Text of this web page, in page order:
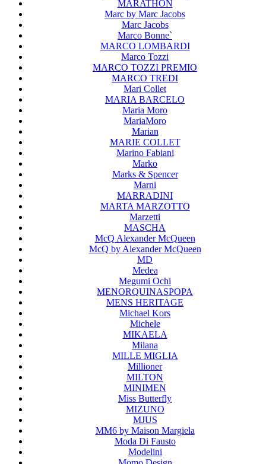
MARATHON
Marc by Marc Jacobs
Marc Jacobs
Marco Bonne`
MARCO LOMBARDI
Marco Tozzi
MARCO TOZZI PREMIO
MARCO TREDI
Mari Collet
MARIA BARCELO
Maria Moro
MariaMoro
Marian
MARIE COLLET
Marino Fabiani
Marko
Marks & Spencer
Marni
MARRADINI
MARTA MARZOTTO
Marzetti
MASCHA
McQ Alexander McQueen
McQ by Alexander McQueen
MD
Medea
Megumi Ochi
MENORQUINASPOPA
MENS HERITAGE
Michael Kors
Michele
MIKAELA
Milana
MILLE MIGLIA
Millioner
MILTON
MINIMEN
Miss Butterfly
MIZUNO
MJUS
MM6 by Maison Margiela
Moda Di Fausto
Modelini